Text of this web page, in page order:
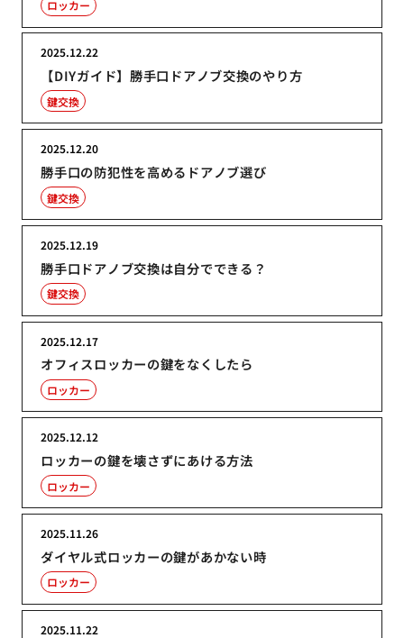
ロッカー
【DIYガイド】勝手口ドアノブ交換のやり方
2025.12.22
鍵交換
勝手口の防犯性を高めるドアノブ選び
2025.12.20
鍵交換
勝手口ドアノブ交換は自分でできる？
2025.12.19
鍵交換
オフィスロッカーの鍵をなくしたら
2025.12.17
ロッカー
ロッカーの鍵を壊さずにあける方法
2025.12.12
ロッカー
ダイヤル式ロッカーの鍵があかない時
2025.11.26
ロッカー
2025.11.22